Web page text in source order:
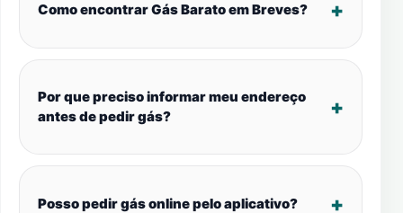
Como encontrar Gás Barato em Breves?
Por que preciso informar meu endereço
antes de pedir gás?
Posso pedir gás online pelo aplicativo?